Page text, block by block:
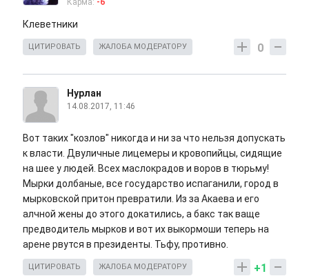
Карма: -6
Клеветники
0
ЦИТИРОВАТЬ ЖАЛОБА МОДЕРАТОРУ
Нурлан
14.08.2017, 11:46
Вот таких "козлов" никогда и ни за что нельзя допускать
к власти. Двуличные лицемеры и кровопийцы, сидящие
на шее у людей. Всех маслокрадов и воров в тюрьму!
Мырки долбаные, все государство испаганили, город в
мырковской притон превратили. Из за Акаева и его
алчной жены до этого докатились, а бакс так ваще
предводитель мырков и вот их выкормоши теперь на
арене рвутся в президенты. Тьфу, противно.
+1
ЦИТИРОВАТЬ ЖАЛОБА МОДЕРАТОРУ